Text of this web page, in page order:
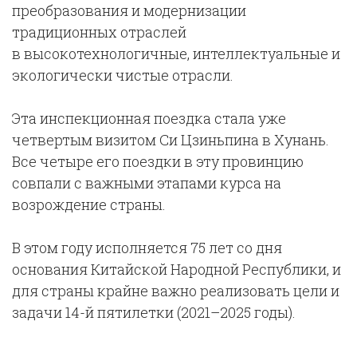
преобразования и модернизации
традиционных отраслей
в высокотехнологичные, интеллектуальные и
экологически чистые отрасли.
Эта инспекционная поездка стала уже
четвертым визитом Си Цзиньпина в Хунань.
Все четыре его поездки в эту провинцию
совпали с важными этапами курса на
возрождение страны.
В этом году исполняется 75 лет со дня
основания Китайской Народной Республики, и
для страны крайне важно реализовать цели и
задачи 14-й пятилетки (2021–2025 годы).